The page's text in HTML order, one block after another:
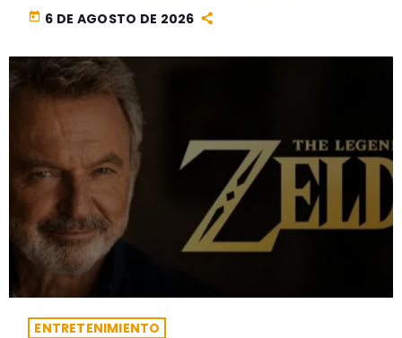
today 6 DE AGOSTO DE 2026
ENTRETENIMIENTO